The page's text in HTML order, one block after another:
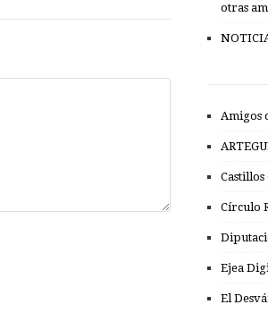
otras
Amigos
Círculo
Ejea
El